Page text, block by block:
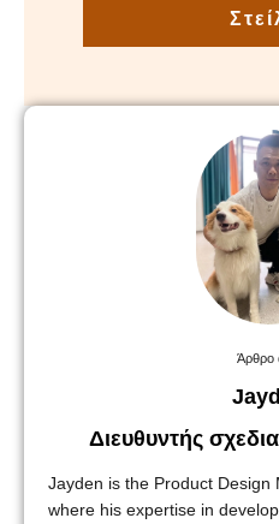
Άρθρο
Διευθυντής
Jayden is the Product Design
where his expertise in